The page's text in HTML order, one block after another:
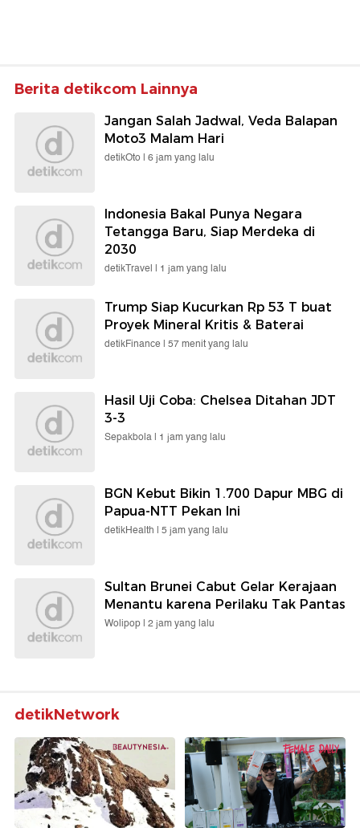
Berita detikcom Lainnya
Jangan Salah Jadwal, Veda Balapan
Moto3 Malam Hari
detikOto | 6 jam yang lalu
Indonesia Bakal Punya Negara
Tetangga Baru, Siap Merdeka di
2030
detikTravel | 1 jam yang lalu
Trump Siap Kucurkan Rp 53 T buat
Proyek Mineral Kritis & Baterai
detikFinance | 57 menit yang lalu
Hasil Uji Coba: Chelsea Ditahan JDT
3-3
Sepakbola | 1 jam yang lalu
BGN Kebut Bikin 1.700 Dapur MBG di
Papua-NTT Pekan Ini
detikHealth | 5 jam yang lalu
Sultan Brunei Cabut Gelar Kerajaan
Menantu karena Perilaku Tak Pantas
Wolipop | 2 jam yang lalu
detikNetwork